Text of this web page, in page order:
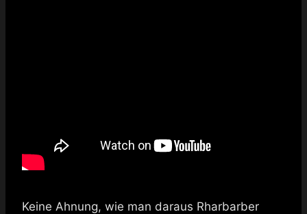
Keine Ahnung, wie man daraus Rharbarber